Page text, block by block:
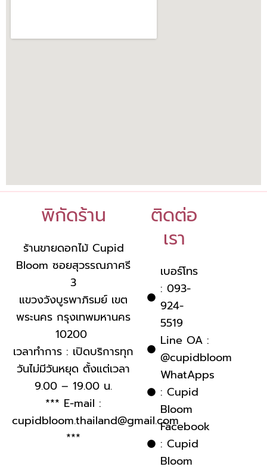
พิกัดร้าน
ร้านขายดอกไม้ Cupid
Bloom ซอยสุวรรณภาศรี
3
แขวงวังบูรพาภิรมย์ เขต
พระนคร กรุงเทพมหานคร
10200
เวลาทำการ : เปิดบริการทุก
วันไม่มีวันหยุด ตั้งแต่เวลา
9.00 – 19.00 น.
*** E-mail :
cupidbloom.thailand@gmail.com
***
ติดต่อ
เรา
เบอร์โทร
: 093-
924-
5519
Line OA :
@cupidbloom
WhatApps
: Cupid
Bloom
Facebook
: Cupid
Bloom